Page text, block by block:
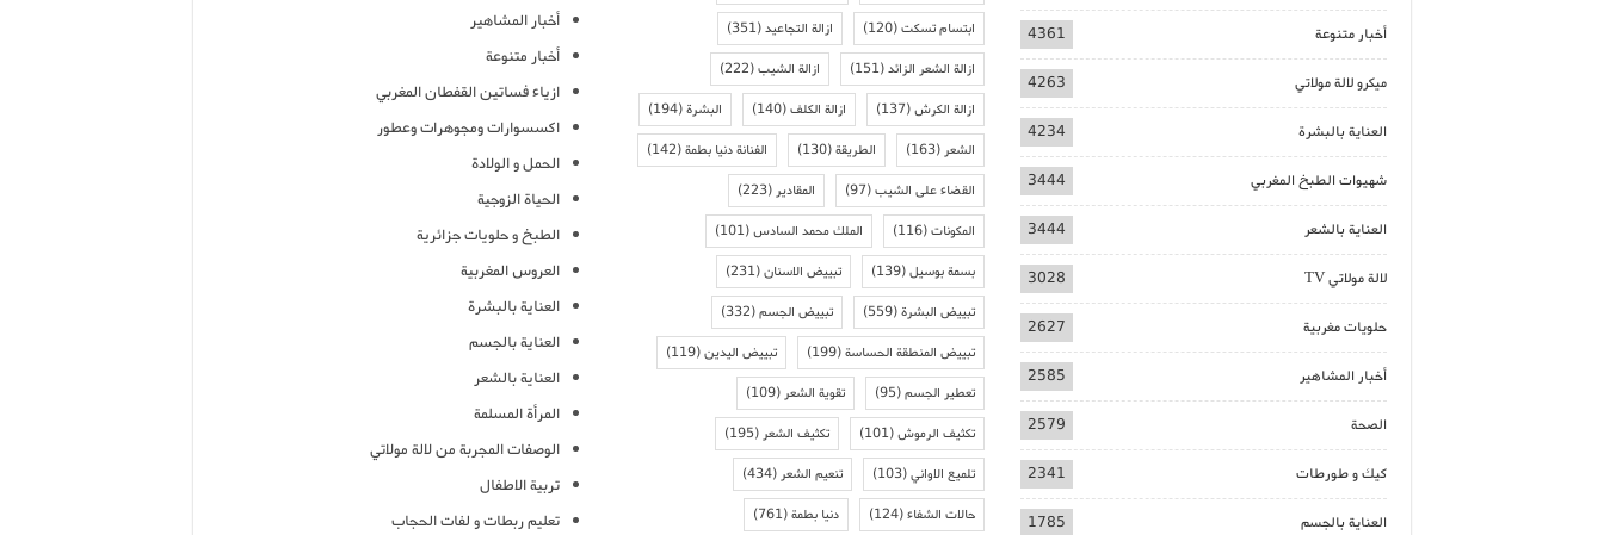
أخبار متنوعة 4361
ميكرو لالة مولاتي 4263
العناية بالبشرة 4234
شهيوات الطبخ المغربي 3444
العناية بالشعر 3444
لالة مولاتي TV 3028
حلويات مغربية 2627
أخبار المشاهير 2585
الصحة 2579
كيك و طورطات 2341
العناية بالجسم 1785
ابتسام تسكت(120) ازالة التجاعيد(351)
ازالة الشعر الزائد(151) ازالة الشيب(222)
ازالة الكرش(137) ازالة الكلف(140) البشرة(194)
الشعر(163) الطريقة(130) الفنانة دنيا بطمة(142)
القضاء على الشيب(97) المقادير(223)
المكونات(116) الملك محمد السادس(101)
بسمة بوسيل(139) تبييض الاسنان(231)
تبييض البشرة(559) تبييض الجسم(332)
تبييض المنطقة الحساسة(199) تبييض اليدين(119)
تعطير الجسم(95) تقوية الشعر(109)
تكثيف الرموش(101) تكثيف الشعر(195)
تلميع الاواني(103) تنعيم الشعر(434)
حالات الشفاء(124) دنيا بطمة(761)
أخبار المشاهير
أخبار متنوعة
ازياء فساتين القفطان المغربي
اكسسوارات ومجوهرات وعطور
الحمل و الولادة
الحياة الزوجية
الطبخ و حلويات جزائرية
العروس المغربية
العناية بالبشرة
العناية بالجسم
العناية بالشعر
المرأة المسلمة
الوصفات المجربة من لالة مولاتي
تربية الاطفال
تعليم ربطات و لفات الحجاب